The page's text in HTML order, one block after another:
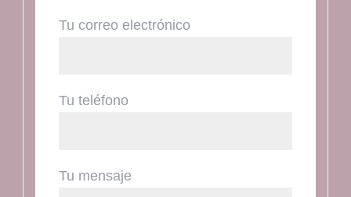
Tu correo electrónico
Tu teléfono
Tu mensaje